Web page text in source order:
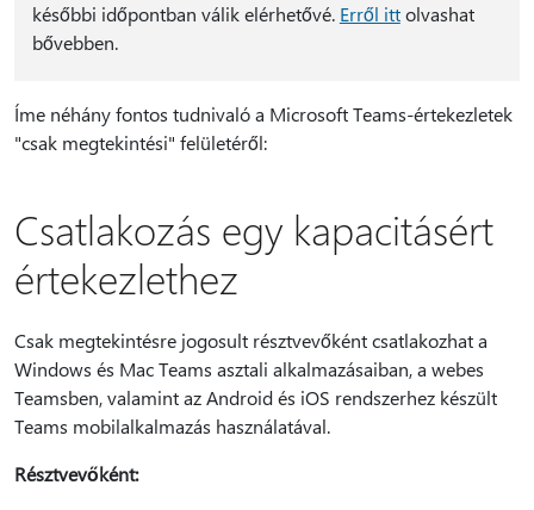
későbbi időpontban válik elérhetővé. Erről ittolvashat
bővebben.
Íme néhány fontos tudnivaló a Microsoft Teams-értekezletek
"csak megtekintési" felületéről:
Csatlakozás egy kapacitásért
értekezlethez
Csak megtekintésre jogosult résztvevőként csatlakozhat a
Windows és Mac Teams asztali alkalmazásaiban, a webes
Teamsben, valamint az Android és iOS rendszerhez készült
Teams mobilalkalmazás használatával.
Résztvevőként: